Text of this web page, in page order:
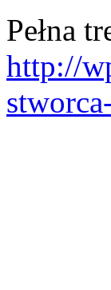
Pełna
http://